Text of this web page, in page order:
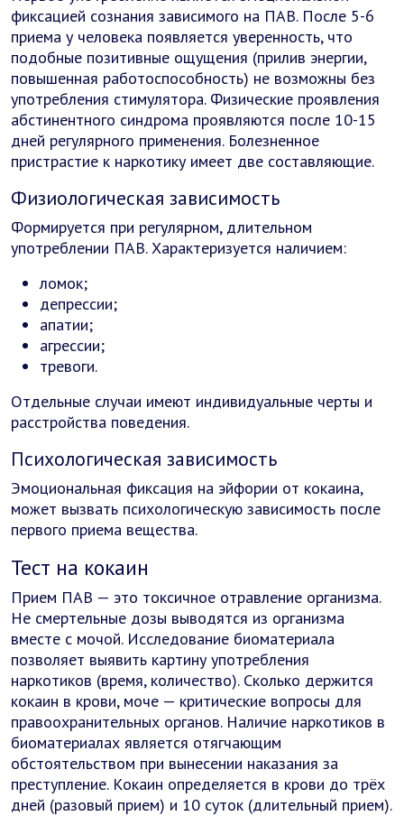
фиксацией сознания зависимого на ПАВ. После 5-6
приема у человека появляется уверенность, что
подобные позитивные ощущения (прилив энергии,
повышенная работоспособность) не возможны без
употребления стимулятора. Физические проявления
абстинентного синдрома проявляются после 10-15
дней регулярного применения. Болезненное
пристрастие к наркотику имеет две составляющие.
Физиологическая зависимость
Формируется при регулярном, длительном
употреблении ПАВ. Характеризуется наличием:
ломок;
депрессии;
апатии;
агрессии;
тревоги.
Отдельные случаи имеют индивидуальные черты и
расстройства поведения.
Психологическая зависимость
Эмоциональная фиксация на эйфории от кокаина,
может вызвать психологическую зависимость после
первого приема вещества.
Тест на кокаин
Прием ПАВ — это токсичное отравление организма.
Не смертельные дозы выводятся из организма
вместе с мочой. Исследование биоматериала
позволяет выявить картину употребления
наркотиков (время, количество). Сколько держится
кокаин в крови, моче — критические вопросы для
правоохранительных органов. Наличие наркотиков в
биоматериалах является отягчающим
обстоятельством при вынесении наказания за
преступление. Кокаин определяется в крови до трёх
дней (разовый прием) и 10 суток (длительный прием).